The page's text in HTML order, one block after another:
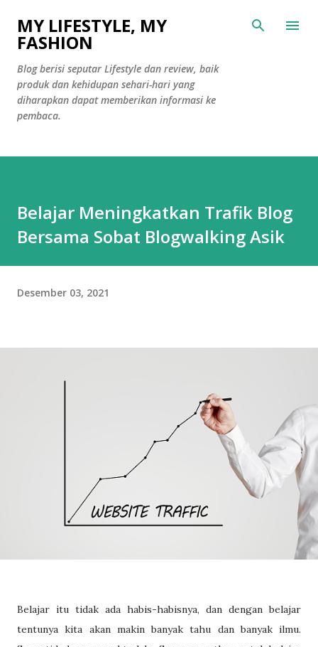
Langsung ke konten utama
MY LIFESTYLE, MY
FASHION
Blog berisi seputar Lifestyle dan review, baik
produk dan kehidupan sehari-hari yang
diharapkan dapat memberikan informasi ke
pembaca.
Belajar Meningkatkan Trafik Blog
Bersama Sobat Blogwalking Asik
Desember 03, 2021
Belajar itu tidak ada habis-habisnya, dan dengan belajar
tentunya kita akan makin banyak tahu dan banyak ilmu.